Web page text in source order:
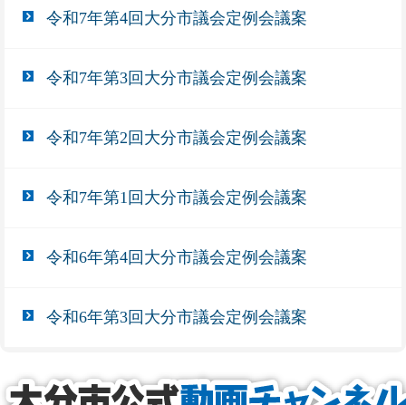
令和7年第4回大分市議会定例会議案
令和7年第3回大分市議会定例会議案
令和7年第2回大分市議会定例会議案
令和7年第1回大分市議会定例会議案
令和6年第4回大分市議会定例会議案
令和6年第3回大分市議会定例会議案